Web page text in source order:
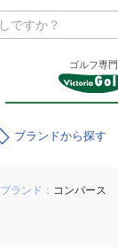
ゴルフ専門
ブランド
ブランド： コンバース